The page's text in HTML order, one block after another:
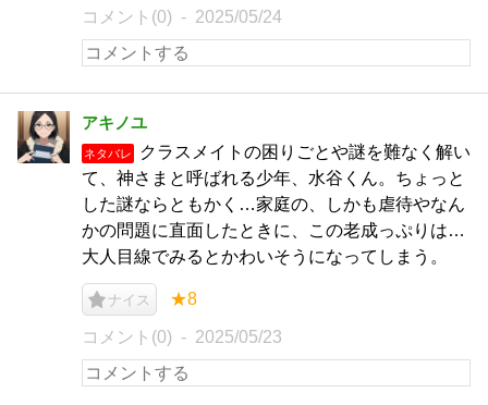
コメント(0) 2025/05/24
アキノユ
ネタバレ
クラスメイトの困りごとや謎を難なく解い
て、神さまと呼ばれる少年、水谷くん。ちょっと
した謎ならともかく…家庭の、しかも虐待やなん
かの問題に直面したときに、この老成っぷりは…
大人目線でみるとかわいそうになってしまう。
ナイス ★8
コメント(0) 2025/05/23